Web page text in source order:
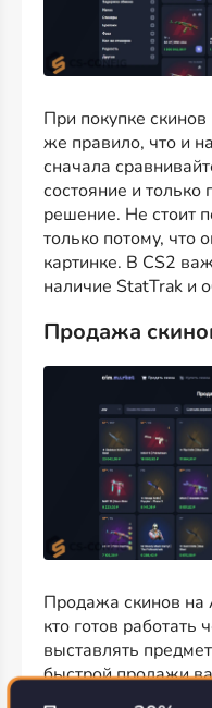
При покупке
же правило, что и
сначала
состояние и только
решение. Не стоит
только потому, что
картинке. В CS2
наличие StatTrak и
Продажа
Продажа скинов на
кто готов работать
выставлять
быстрой продажи